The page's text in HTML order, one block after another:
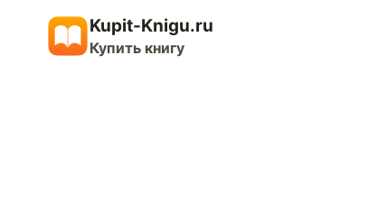
содержимому
Kupit-Knigu.ru
Купить книгу